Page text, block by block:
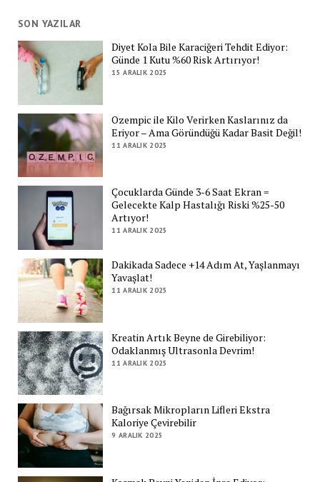
SON YAZILAR
Diyet Kola Bile Karaciğeri Tehdit Ediyor:
Günde 1 Kutu %60 Risk Artırıyor!
15 ARALIK 2025
Ozempic ile Kilo Verirken Kaslarınız da
Eriyor – Ama Göründüğü Kadar Basit Değil!
11 ARALIK 2025
Çocuklarda Günde 3-6 Saat Ekran =
Gelecekte Kalp Hastalığı Riski %25-50
Artıyor!
11 ARALIK 2025
Dakikada Sadece +14 Adım At, Yaşlanmayı
Yavaşlat!
11 ARALIK 2025
Kreatin Artık Beyne de Girebiliyor:
Odaklanmış Ultrasonla Devrim!
11 ARALIK 2025
Bağırsak Mikropların Lifleri Ekstra
Kaloriye Çevirebilir
9 ARALIK 2025